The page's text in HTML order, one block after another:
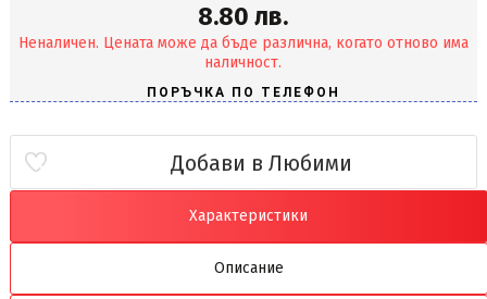
8.80 лв.
Неналичен. Цената може да бъде различна, когато отново има
наличност.
Добави в Любими
Характеристики
Описание